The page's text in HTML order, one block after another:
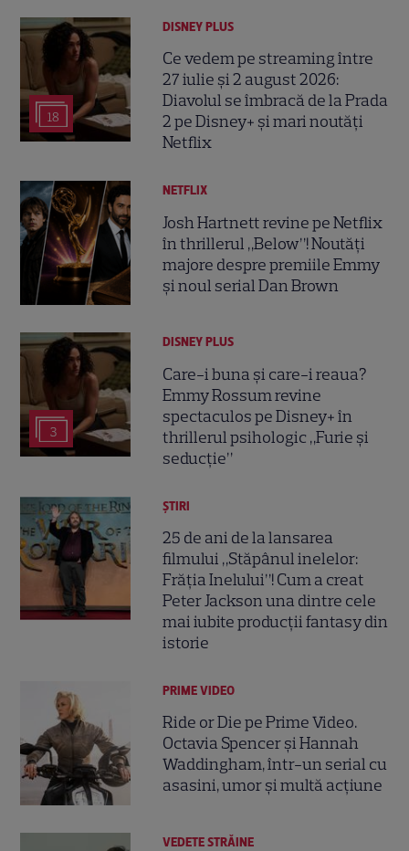
18
DISNEY PLUS
Ce vedem pe streaming între
27 iulie și 2 august 2026:
Diavolul se îmbracă de la Prada
2 pe Disney+ și mari noutăți
Netflix
NETFLIX
Josh Hartnett revine pe Netflix
în thrillerul „Below”! Noutăți
majore despre premiile Emmy
și noul serial Dan Brown
3
DISNEY PLUS
Care-i buna și care-i reaua?
Emmy Rossum revine
spectaculos pe Disney+ în
thrillerul psihologic „Furie și
seducție”
ȘTIRI
25 de ani de la lansarea
filmului „Stăpânul inelelor:
Frăția Inelului”! Cum a creat
Peter Jackson una dintre cele
mai iubite producții fantasy din
istorie
PRIME VIDEO
Ride or Die pe Prime Video.
Octavia Spencer și Hannah
Waddingham, într-un serial cu
asasini, umor și multă acțiune
VEDETE STRĂINE